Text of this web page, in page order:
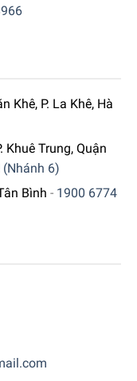
hãng từ công ty.
nhập khẩu Đức &
thêm các sản
tại các showroom
Khê, P. La Khê, Hà
Khuê Trung, Quận
6)
Bình - 1900 6774